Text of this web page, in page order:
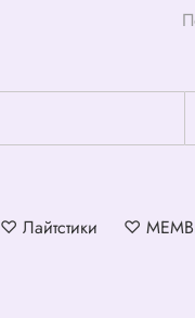
♡ Лайтстики ♡